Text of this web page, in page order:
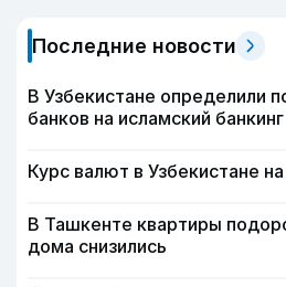
Последние новости
В Узбекистане определили
банков на исламский банкинг
Курс валют в Узбекистане на
В Ташкенте квартиры
дома снизились